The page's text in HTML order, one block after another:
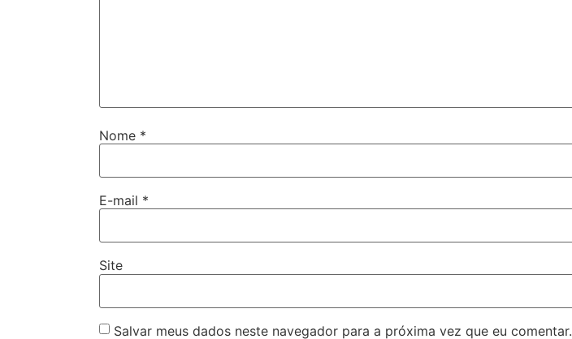
Nome *
E-mail *
Site
Salvar meus dados neste navegador para a próxima vez que eu comentar.